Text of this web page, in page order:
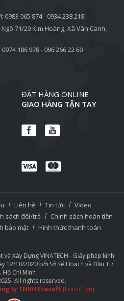
065 874 - 0934 238 218
71/20 Kim Hoàng, Xã Vân Canh,
186 978 - 096 266 22 60
ĐẶT HÀNG ONLINE
GIAO HÀNG TẬN TAY
Liên hệ Tin tức
Video
sách đổi/trả
Chính sách hoàn tiền
bảo mật Hình thức thanh toán
và Xây Dựng VINATECH - Giấy phép kinh
12/10/2020 bởi Sở Kế Hoạch và Đầu Tư
Hồ Chí Minh
All rights reserved.
ty TNHH Erasoft [Erasoft.vn]